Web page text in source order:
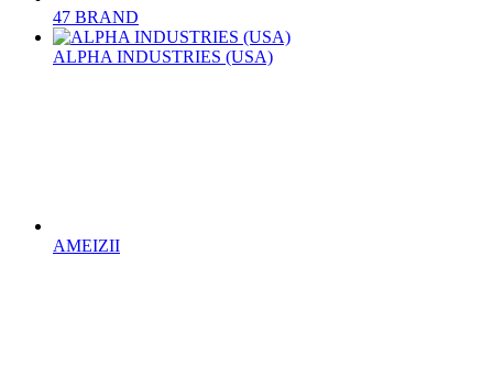
47 BRAND
ALPHA INDUSTRIES (USA)
AMEIZII